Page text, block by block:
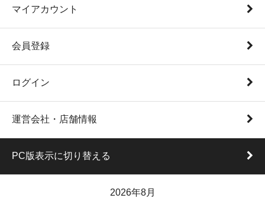
マイアカウント
会員登録
ログイン
運営会社・店舗情報
PC版表示に切り替える
2026年8月